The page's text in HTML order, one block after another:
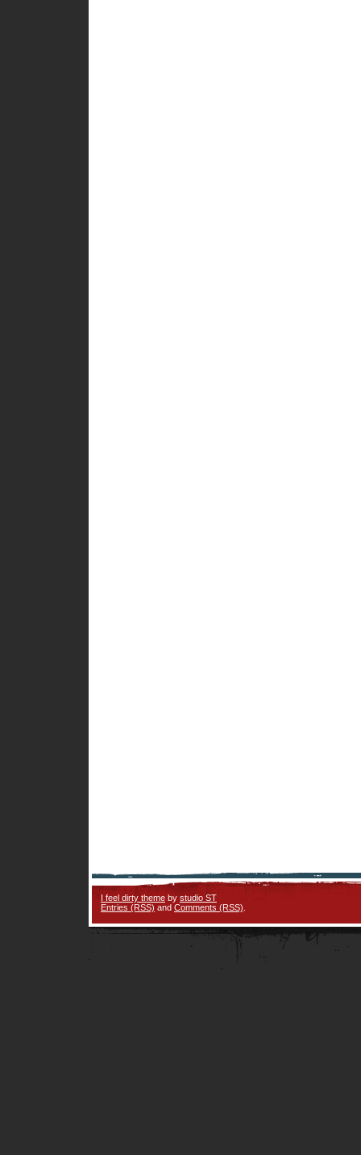
I feel dirty theme by studio ST
Entries (RSS) and Comments (RSS)